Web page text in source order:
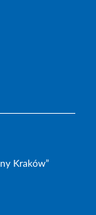
Kraków”